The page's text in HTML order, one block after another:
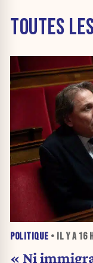
TOUTES
POLITIQUE • IL Y A 16
« Ni